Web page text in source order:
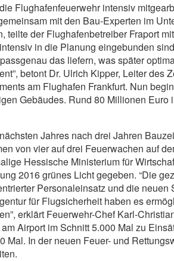
Flughafenfeuerwehr intensiv
mit den Bau-Experten im
teilte der Flughafenbetreiber Fraport
in die Planung eingebunden
das liefern, was später
betont Dr. Ulrich Kipper, Leiter des
am Flughafen Frankfurt. Nun
Gebäudes. Rund 80 Millionen Euro
Jahres nach drei Jahren
von vier auf drei Feuerwachen auf
Hessische Ministerium für
2016 grünes Licht gegeben. “Die
Personaleinsatz und die neuen
für Flugsicherheit haben es
erklärt Feuerwehr-Chef Karl-
Airport im Schnitt 5.000 Mal zu
Mal. In der neuen Feuer- und